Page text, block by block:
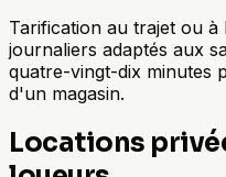
Tarification au trajet ou
journaliers adaptés aux
quatre-vingt-dix minutes
d'un magasin.
Locations